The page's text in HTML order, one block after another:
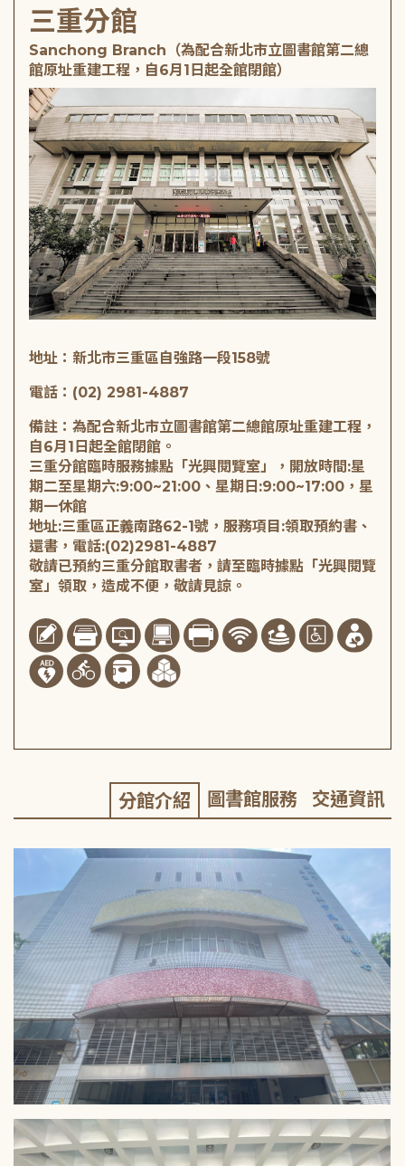
三重分館
Sanchong Branch（為配合新北市立圖書館第二總
館原址重建工程，自6月1日起全館閉館）
地址：新北市三重區自強路一段158號
電話：(02) 2981-4887
備註：為配合新北市立圖書館第二總館原址重建工程，
自6月1日起全館閉館。
三重分館臨時服務據點「光興閱覽室」，開放時間:星
期二至星期六:9:00~21:00、星期日:9:00~17:00，星
期一休館
地址:三重區正義南路62-1號，服務項目:領取預約書、
還書，電話:(02)2981-4887
敬請已預約三重分館取書者，請至臨時據點「光興閱覽
室」領取，造成不便，敬請見諒。
分館介紹 圖書館服務 交通資訊